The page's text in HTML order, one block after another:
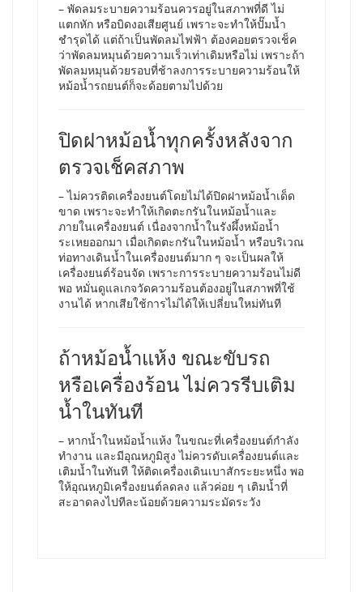
– พัดลมระบายความร้อนควรอยู่ในสภาพที่ดี ไม่
แตกหัก หรือบิดงอเสียศูนย์ เพราะจะทำให้ปั๊มน้ำ
ชำรุดได้ แต่ถ้าเป็นพัดลมไฟฟ้า ต้องคอยตรวจเช็ค
ว่าพัดลมหมุนด้วยความเร็วเท่าเดิมหรือไม่ เพราะถ้า
พัดลมหมุนด้วยรอบที่ช้าลงการระบายความร้อนให้
หม้อน้ำรถยนต์ก็จะด้อยตามไปด้วย
ปิดฝาหม้อน้ำทุกครั้งหลังจาก
ตรวจเช็คสภาพ
– ไม่ควรติดเครื่องยนต์โดยไม่ได้ปิดฝาหม้อน้ำเด็ด
ขาด เพราะจะทำให้เกิดตะกรันในหม้อน้ำและ
ภายในเครื่องยนต์ เนื่องจากน้ำในรังผึ้งหม้อน้ำ
ระเหยออกมา เมื่อเกิดตะกรันในหม้อน้ำ หรือบริเวณ
ท่อทางเดินน้ำในเครื่องยนต์มาก ๆ จะเป็นผลให้
เครื่องยนต์ร้อนจัด เพราะการระบายความร้อนไม่ดี
พอ หมั่นดูแลเกจวัดความร้อนต้องอยู่ในสภาพที่ใช้
งานได้ หากเสียใช้การไม่ได้ให้เปลี่ยนใหม่ทันที
ถ้าหม้อน้ำแห้ง ขณะขับรถ
หรือเครื่องร้อน ไม่ควรรีบเติม
น้ำในทันที
– หากน้ำในหม้อน้ำแห้ง ในขณะที่เครื่องยนต์กำลัง
ทำงาน และมีอุณหภูมิสูง ไม่ควรดับเครื่องยนต์และ
เติมน้ำในทันที ให้ติดเครื่องเดินเบาสักระยะหนึ่ง พอ
ให้อุณหภูมิเครื่องยนต์ลดลง แล้วค่อย ๆ เติมน้ำที่
สะอาดลงไปทีละน้อยด้วยความระมัดระวัง